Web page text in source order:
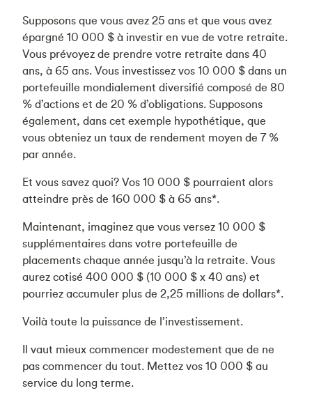
Supposons que vous avez 25 ans et que vous avez
épargné 10 000 $ à investir en vue de votre retraite.
Vous prévoyez de prendre votre retraite dans 40
ans, à 65 ans. Vous investissez vos 10 000 $ dans un
portefeuille mondialement diversifié composé de 80
% d’actions et de 20 % d’obligations. Supposons
également, dans cet exemple hypothétique, que
vous obteniez un taux de rendement moyen de 7 %
par année.
Et vous savez quoi? Vos 10 000 $ pourraient alors
atteindre près de 160 000 $ à 65 ans*.
Maintenant, imaginez que vous versez 10 000 $
supplémentaires dans votre portefeuille de
placements chaque année jusqu’à la retraite. Vous
aurez cotisé 400 000 $ (10 000 $ x 40 ans) et
pourriez accumuler plus de 2,25 millions de dollars*.
Voilà toute la puissance de l’investissement.
Il vaut mieux commencer modestement que de ne
pas commencer du tout. Mettez vos 10 000 $ au
service du long terme.